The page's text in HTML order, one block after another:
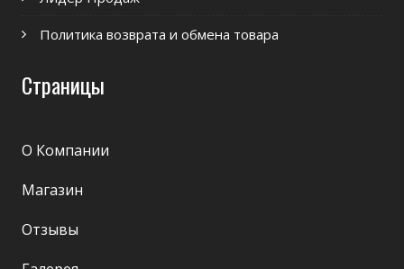
Политика возврата и обмена товара
Страницы
О Компании
Магазин
Отзывы